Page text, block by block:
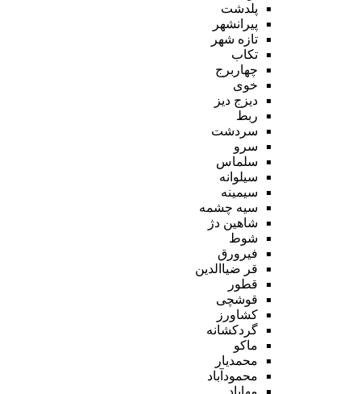
پلدشت
پیرانشهر
تازه شهر
تکاب
چهاربرج
خوی
دیزج دیز
ربط
سردشت
سرو
سلماس
سیلوانه
سیمینه
سیه چشمه
شاهین دژ
شوط
فیرورق
قر ضیاالدین
قطور
قوشچی
کشاورز
گردکشانه
ماکو
محمدیار
محمودآباد
مهاباد